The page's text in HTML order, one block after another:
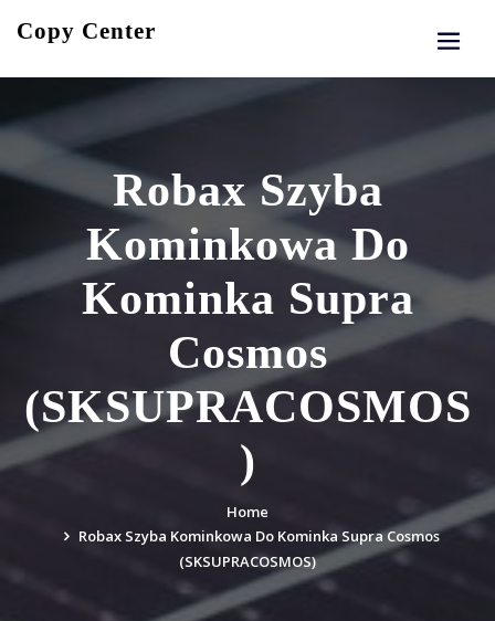
Copy Center
Robax Szyba
Kominkowa Do
Kominka Supra
Cosmos
(SKSUPRACOSMOS
)
Home
Robax Szyba Kominkowa Do Kominka Supra Cosmos
(SKSUPRACOSMOS)